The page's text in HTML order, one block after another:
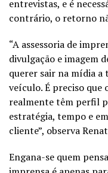
entrevistas, e é
contrário, o retorno
“A assessoria de
divulgação e imagem
querer sair na mídia a
veículo. É preciso que
realmente têm perfil
estratégia, tempo e
cliente”, observa
Engana-se quem